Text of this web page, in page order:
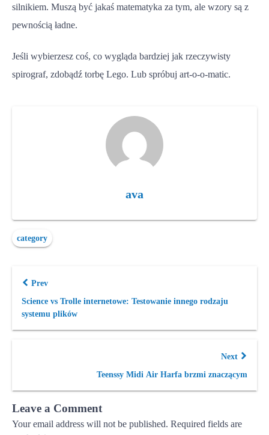
silnikiem. Muszą być jakaś matematyka za tym, ale wzory są z
pewnością ładne.
Jeśli wybierzesz coś, co wygląda bardziej jak rzeczywisty
spirograf, zdobądź torbę Lego. Lub spróbuj art-o-o-matic.
ava
category
Prev
Science vs Trolle internetowe: Testowanie innego rodzaju
systemu plików
Next
Teenssy Midi Air Harfa brzmi znaczącym
Leave a Comment
Your email address will not be published. Required fields are